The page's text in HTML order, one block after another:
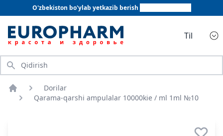
O'zbekiston bo'ylab yetkazib berish
Til
Qidirish
Bosh sahifa
Dorilar
Qarama-qarshi ampulalar 10000kie / ml 1ml №10